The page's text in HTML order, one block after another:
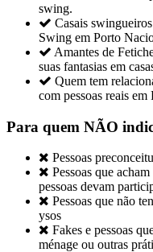
swing.
 Casais
Swing em Porto
 Amantes de
suas fantasias em
 Quem tem
com pessoas reais
Para quem NÃO
 Pessoas
 Pessoas que
pessoas devam
 Pessoas que não
ysos
 Fakes e pessoas
ménage ou outras